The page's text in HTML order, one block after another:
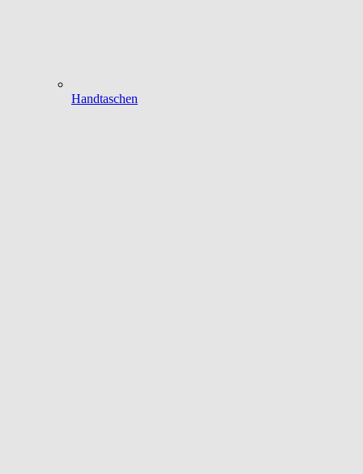
Handtaschen